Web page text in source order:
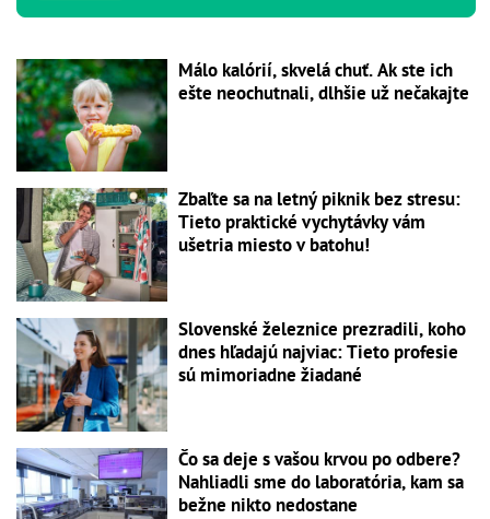
Málo kalórií, skvelá chuť. Ak ste ich
ešte neochutnali, dlhšie už nečakajte
Zbaľte sa na letný piknik bez stresu:
Tieto praktické vychytávky vám
ušetria miesto v batohu!
Slovenské železnice prezradili, koho
dnes hľadajú najviac: Tieto profesie
sú mimoriadne žiadané
Čo sa deje s vašou krvou po odbere?
Nahliadli sme do laboratória, kam sa
bežne nikto nedostane